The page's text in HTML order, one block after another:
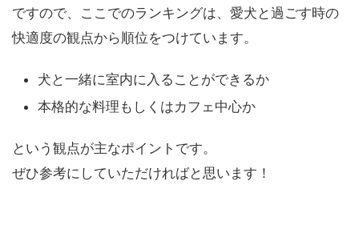
ですので、ここでのランキングは、愛犬と過ごす時の
快適度の観点から順位をつけています。
犬と一緒に室内に入ることができるか
本格的な料理もしくはカフェ中心か
という観点が主なポイントです。
ぜひ参考にしていただければと思います！